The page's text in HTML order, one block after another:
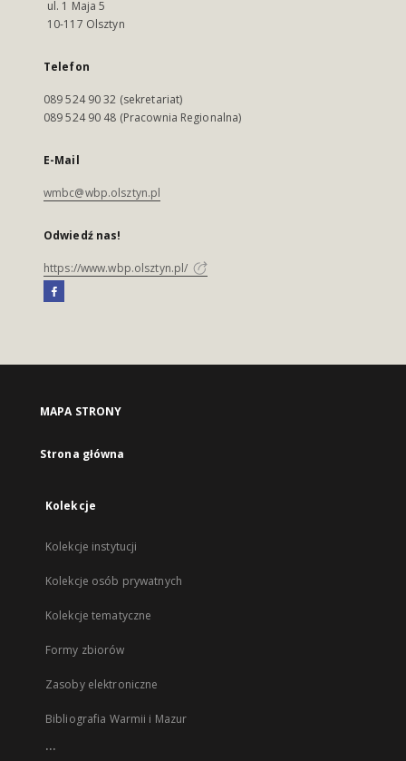
ul. 1 Maja 5
10-117 Olsztyn
Telefon
089 524 90 32 (sekretariat)
089 524 90 48 (Pracownia Regionalna)
E-Mail
wmbc@wbp.olsztyn.pl
Odwiedź nas!
https://www.wbp.olsztyn.pl/
MAPA STRONY
Strona główna
Kolekcje
Kolekcje instytucji
Kolekcje osób prywatnych
Kolekcje tematyczne
Formy zbiorów
Zasoby elektroniczne
Bibliografia Warmii i Mazur
...